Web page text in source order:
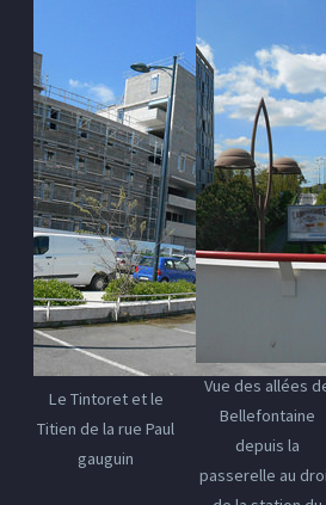
Le Tintoret et le
Titien de la rue Paul
gauguin
Vue des allées
Bellefontaine
depuis la
passerelle au